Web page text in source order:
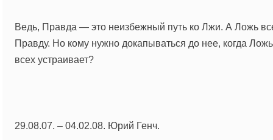
Ведь, Правда — это неизбежный путь ко Лжи. А Ложь
Правду. Но кому нужно докапываться до нее, когда
всех устраивает?
29.08.07. – 04.02.08. Юрий Генч.